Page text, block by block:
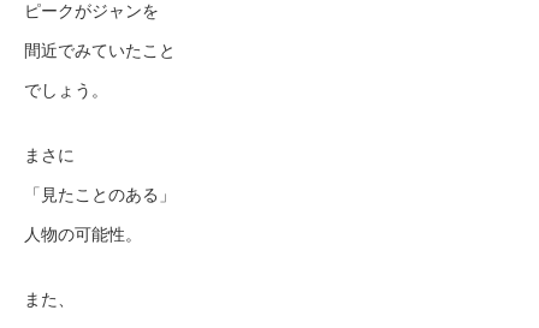
ピークがジャンを
間近でみていたこと
でしょう。
まさに
「見たことのある」
人物の可能性。
また、